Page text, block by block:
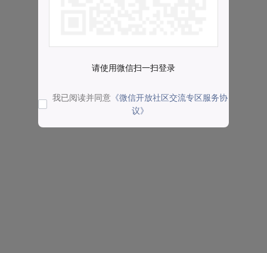
请使用微信扫一扫登录
我已阅读并同意 《微信开放社区交流专区服务协
议》